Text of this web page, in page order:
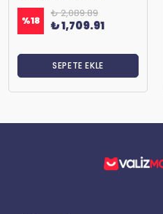
%18
₺ 2,089.89
₺ 1,709.91
SEPETE EKLE